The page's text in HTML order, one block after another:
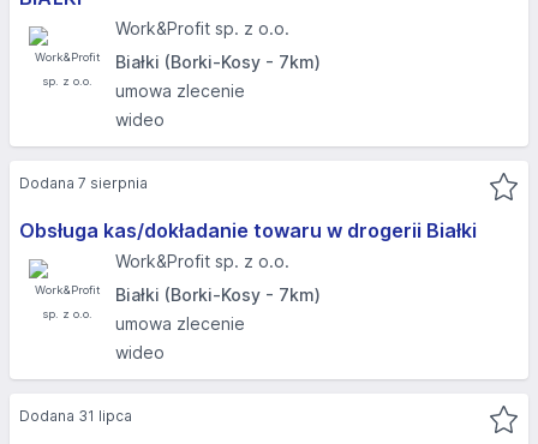
Work&Profit sp. z o.o.
Białki (Borki-Kosy - 7km)
umowa zlecenie
wideo
Obsługa kas/dokładanie towaru w drogerii Białki
Work&Profit sp. z o.o.
Białki (Borki-Kosy - 7km)
umowa zlecenie
wideo
Dodana 7 sierpnia
Dodana 31 lipca